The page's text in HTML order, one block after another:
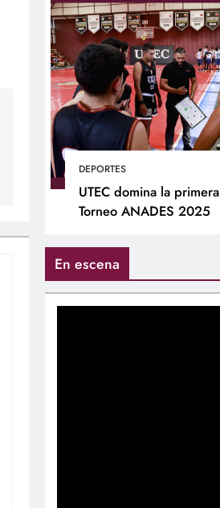
DEPORTES
UTEC domina la
Torneo ANADES 2025
En escena